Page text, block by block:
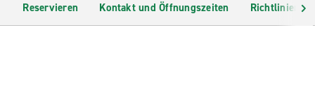
Reservieren Kontakt und Öffnungszeiten Richtlinien